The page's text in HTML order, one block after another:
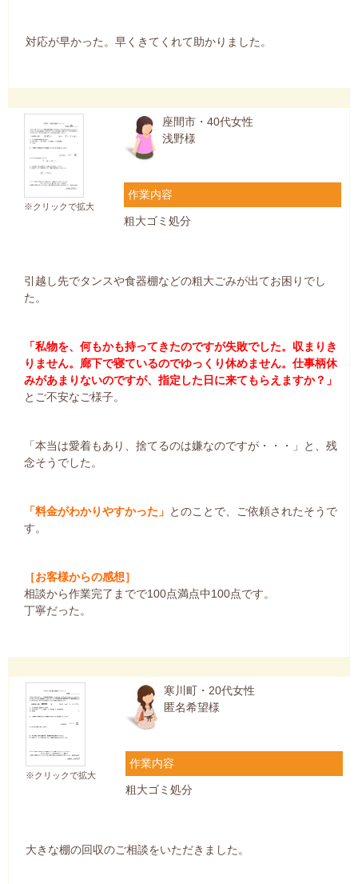
対応が早かった。早くきてくれて助かりました。
※クリックで拡大
座間市・40代女性
浅野様
作業内容
粗大ゴミ処分
引越し先でタンスや食器棚などの粗大ごみが出てお困りでし
た。
「私物を、何もかも持ってきたのですが失敗でした。収まりき
りません。廊下で寝ているのでゆっくり休めません。仕事柄休
みがあまりないのですが、指定した日に来てもらえますか？」
とご不安なご様子。
「本当は愛着もあり、捨てるのは嫌なのですが・・・」と、残
念そうでした。
「料金がわかりやすかった」 とのことで、ご依頼されたそうで
す。
［お客様からの感想］
相談から作業完了までで100点満点中100点です。
丁寧だった。
※クリックで拡大
寒川町・20代女性
匿名希望様
作業内容
粗大ゴミ処分
大きな棚の回収のご相談をいただきました。